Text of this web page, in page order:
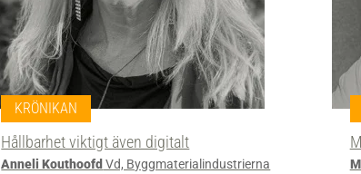
KRÖNIKAN
Hållbarhet viktigt även digitalt
Anneli Kouthoofd Vd, Byggmaterialindustrierna